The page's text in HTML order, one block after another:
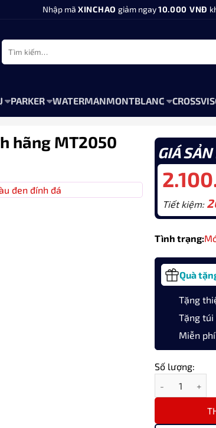
Nhập mãXINCHAO giảm ngay10.000 VNĐ
Tìm
kiếm:
PARKER WATERMANMONTBLANC CROSS
hãng MT2050
GIÁ
Tiết kiệm:
Tình trạng:
Quà
Tặng
Tặng
Miễn
Số lượng: